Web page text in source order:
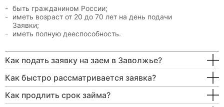
быть гражданином России;
иметь возраст от 20 до 70 лет на день подачи
Заявки;
иметь полную дееспособность.
Как подать заявку на заем в Заволжье?
Как быстро рассматривается заявка?
Как продлить срок займа?